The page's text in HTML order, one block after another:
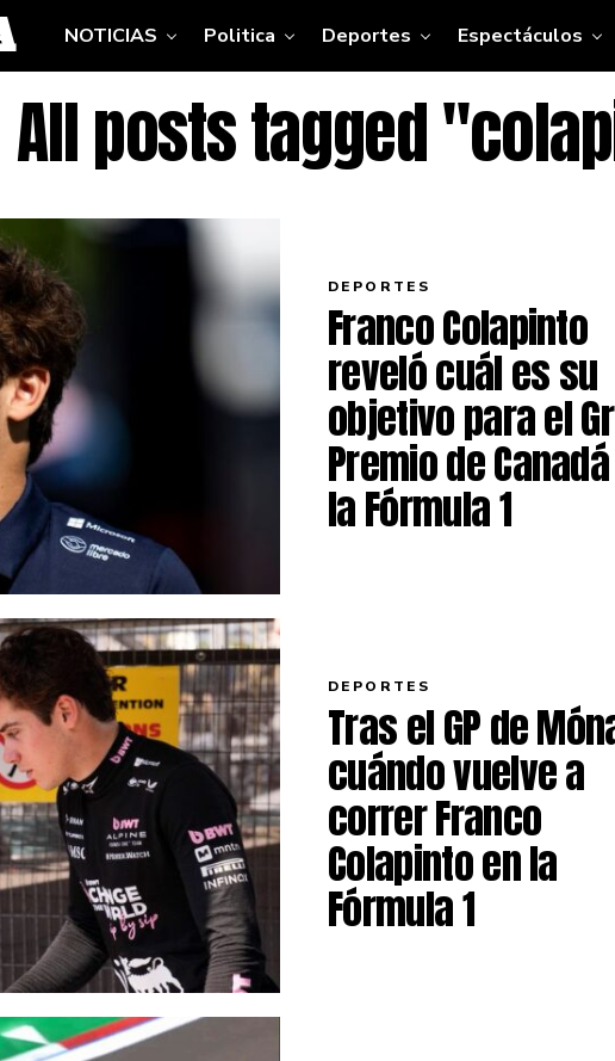
NOTICIAS Politica Deportes Espectáculos
All posts tagged
DEPORTES
Franco Colapinto
reveló cuál es su
objetivo para el
Premio de
la Fórmula 1
DEPORTES
Tras el GP de
cuándo vuelve a
correr Franco
Colapinto en la
Fórmula 1